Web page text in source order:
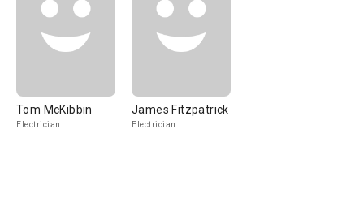
Tom McKibbin
Electrician
James Fitzpatrick
Electrician